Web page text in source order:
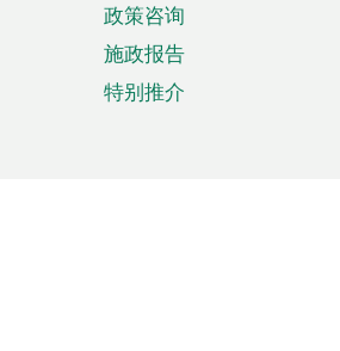
政策咨询
施政报告
特别推介